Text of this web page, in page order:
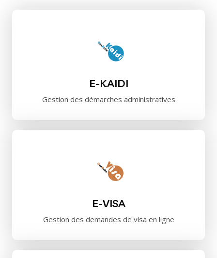
E-KAIDI
Gestion des démarches administratives
E-VISA
Gestion des demandes de visa en ligne